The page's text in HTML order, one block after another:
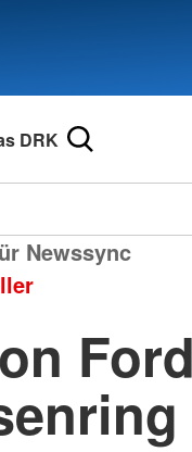
DRK
Newssync
Ford